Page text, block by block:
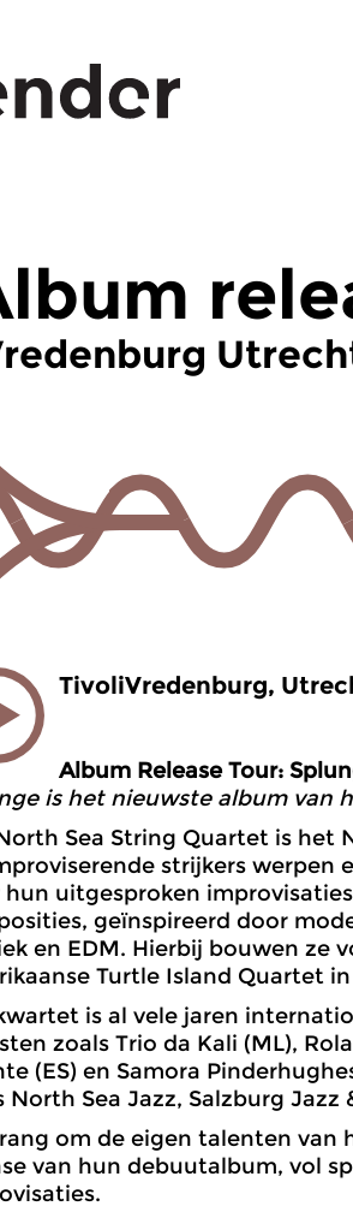
TivoliVredenburg,
Album Release Tour:
is het nieuwste album van
Sea String Quartet is het
strijkers
uitgesproken
geïnspireerd door
en EDM. Hierbij bouwen ze
Turtle Island Quartet in
is al vele jaren
zoals Trio da Kali (ML),
(ES) en Samora
North Sea Jazz, Salzburg Jazz
om de eigen talenten
van hun debuutalbum, vol